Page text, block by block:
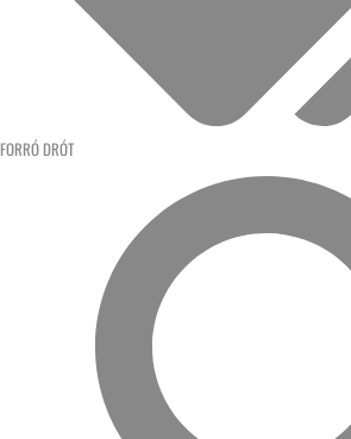
FORRÓ DRÓT